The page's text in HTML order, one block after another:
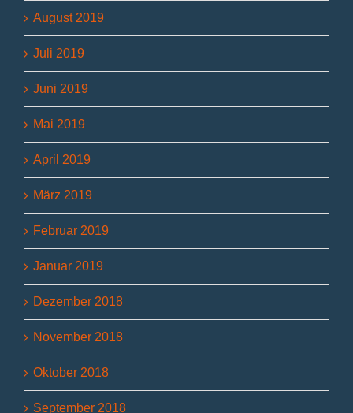
August 2019
Juli 2019
Juni 2019
Mai 2019
April 2019
März 2019
Februar 2019
Januar 2019
Dezember 2018
November 2018
Oktober 2018
September 2018